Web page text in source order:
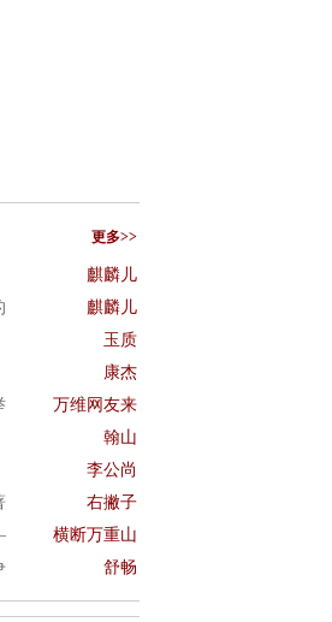
更多>>
麒麟儿
麒麟儿
玉质
康杰
万维网友来
翰山
李公尚
右撇子
横断万重山
舒畅